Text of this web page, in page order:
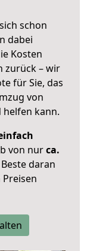
schon
dabei
Kosten
zurück – wir
für Sie, das
von
helfen kann.
von nurca.
daran